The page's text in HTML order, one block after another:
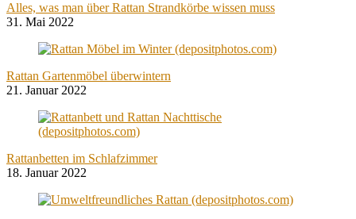
Alles, was man über Rattan Strandkörbe wissen muss
31. Mai 2022
Rattan Gartenmöbel überwintern
21. Januar 2022
Rattanbetten im Schlafzimmer
18. Januar 2022